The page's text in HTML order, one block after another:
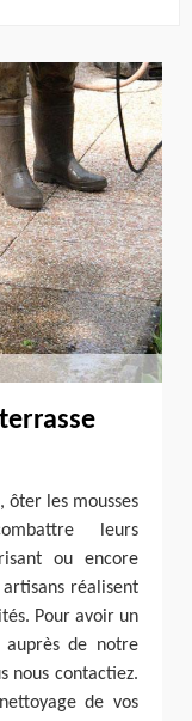
ôter les mousses
leurs
ou encore
réalisent
Pour avoir un
auprès de notre
nous contactiez.
de vos